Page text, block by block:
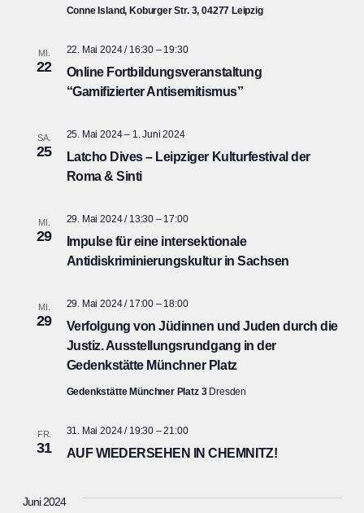
Conne Island, Koburger Str. 3, 04277 Leipzig
MI.
22
Online Fortbildungsveranstaltung
“Gamifizierter Antisemitismus”
22. Mai 2024 / 16:30 – 19:30
SA.
25
Latcho Dives – Leipziger Kulturfestival der
Roma & Sinti
25. Mai 2024– 1. Juni 2024
MI.
29
Impulse für eine intersektionale
Antidiskriminierungskultur in Sachsen
29. Mai 2024 / 13:30 – 17:00
MI.
29
Verfolgung von Jüdinnen und Juden durch die
Justiz. Ausstellungsrundgang in der
Gedenkstätte Münchner Platz
29. Mai 2024 / 17:00 – 18:00
Gedenkstätte Münchner Platz 3 Dresden
FR.
31 AUF WIEDERSEHEN IN CHEMNITZ!
31. Mai 2024 / 19:30 –21:00
Juni 2024